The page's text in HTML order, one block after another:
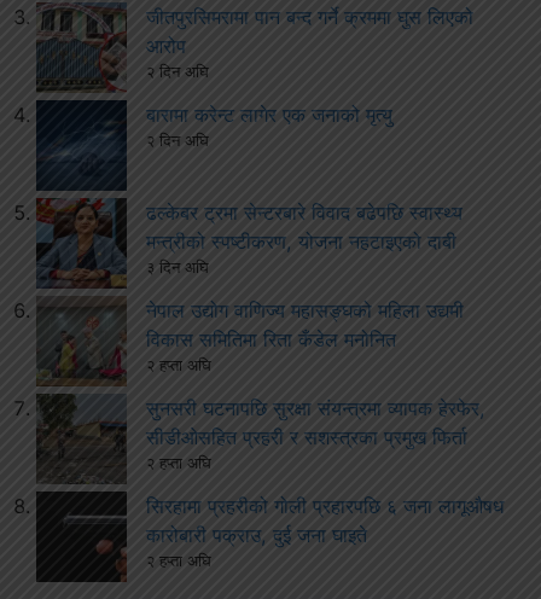
जीतपुरसिमरामा पान बन्द गर्ने क्रममा घुस लिएको
आरोप
२ दिन अघि
बारामा करेन्ट लागेर एक जनाको मृत्यु
२ दिन अघि
ढल्केबर ट्रमा सेन्टरबारे विवाद बढेपछि स्वास्थ्य
मन्त्रीको स्पष्टीकरण, योजना नहटाइएको दाबी
३ दिन अघि
नेपाल उद्योग वाणिज्य महासङ्घको महिला उद्यमी
विकास समितिमा रिता कँडेल मनोनित
२ हप्ता अघि
सुनसरी घटनापछि सुरक्षा संयन्त्रमा व्यापक हेरफेर,
सीडीओसहित प्रहरी र सशस्त्रका प्रमुख फिर्ता
२ हप्ता अघि
सिरहामा प्रहरीको गोली प्रहारपछि ६ जना लागूऔषध
कारोबारी पक्राउ, दुई जना घाइते
२ हप्ता अघि